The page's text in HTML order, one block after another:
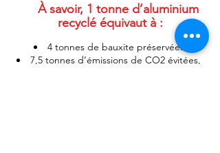
À savoir, 1 tonne d’aluminium
recyclé équivaut à :
4 tonnes de bauxite préservées
7,5 tonnes d’émissions de CO2 évitées,